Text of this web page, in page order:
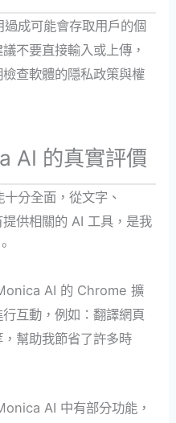
成可能會存取用戶的個
不要直接輸入或上傳，
查軟體的隱私政策與權
AI 的真實評價
分全面，從文字、
供相關的 AI 工具，是我
AI 的 Chrome 擴
互動，例如：翻譯網頁
幫助我節省了許多時
AI 中有部分功能，